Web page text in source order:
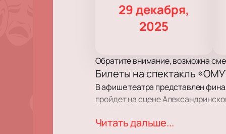
29 декабря,
2025
Обратите внимание, возможна
Билеты на спектакль
В афише театра представлен
пройдет на сцене
Сюжет
Читать дальше...